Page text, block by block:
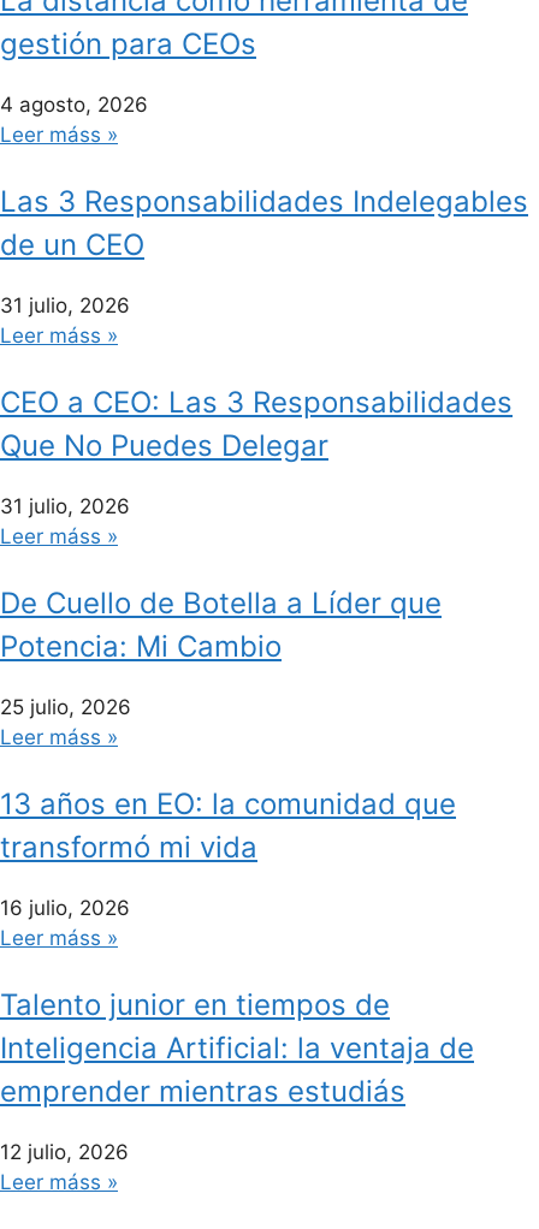
gestión para CEOs
4 agosto, 2026
Leer máss »
Las 3 Responsabilidades Indelegables
de un CEO
31 julio, 2026
Leer máss »
CEO a CEO: Las 3 Responsabilidades
Que No Puedes Delegar
31 julio, 2026
Leer máss »
De Cuello de Botella a Líder que
Potencia: Mi Cambio
25 julio, 2026
Leer máss »
13 años en EO: la comunidad que
transformó mi vida
16 julio, 2026
Leer máss »
Talento junior en tiempos de
Inteligencia Artificial: la ventaja de
emprender mientras estudiás
12 julio, 2026
Leer máss »